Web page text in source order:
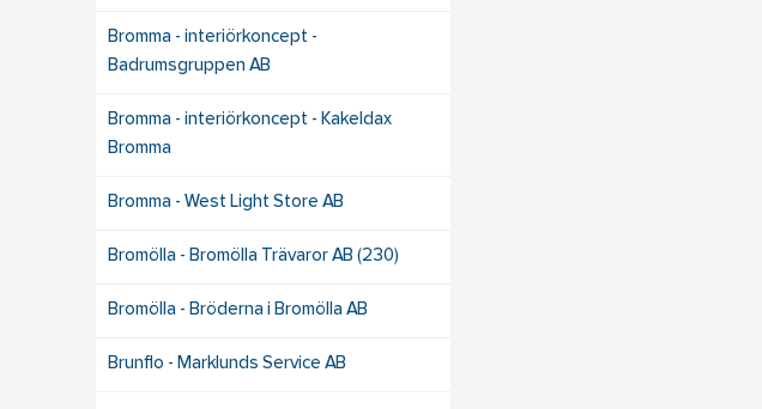
Bromma - interiörkoncept -
Badrumsgruppen AB
Bromma - interiörkoncept - Kakeldax
Bromma
Bromma - West Light Store AB
Bromölla - Bromölla Trävaror AB (230)
Bromölla - Bröderna i Bromölla AB
Brunflo - Marklunds Service AB